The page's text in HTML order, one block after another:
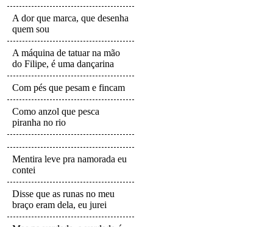
A dor que marca, que desenha
quem sou
A máquina de tatuar na mão
do Filipe, é uma dançarina
Com pés que pesam e fincam
Como anzol que pesca
piranha no rio
Mentira leve pra namorada eu
contei
Disse que as runas no meu
braço eram dela, eu jurei